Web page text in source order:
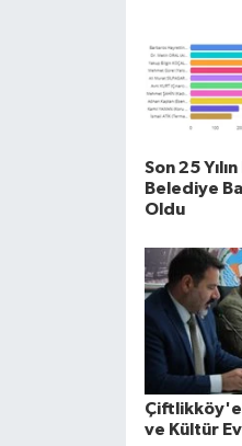
Son 25 Yılın
Belediye
Oldu
ve Kültür